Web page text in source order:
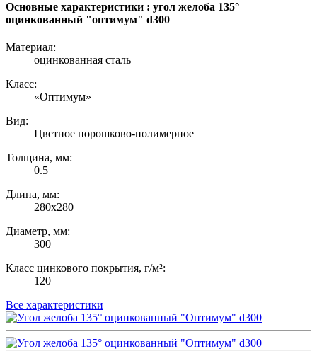
Основные характеристики : угол желоба 135°
оцинкованный "оптимум" d300
Материал:
оцинкованная сталь
Класс:
«Оптимум»
Вид:
Цветное порошково-полимерное
Толщина, мм:
0.5
Длина, мм:
280х280
Диаметр, мм:
300
Класс цинкового покрытия, г/м²:
120
Все характеристики